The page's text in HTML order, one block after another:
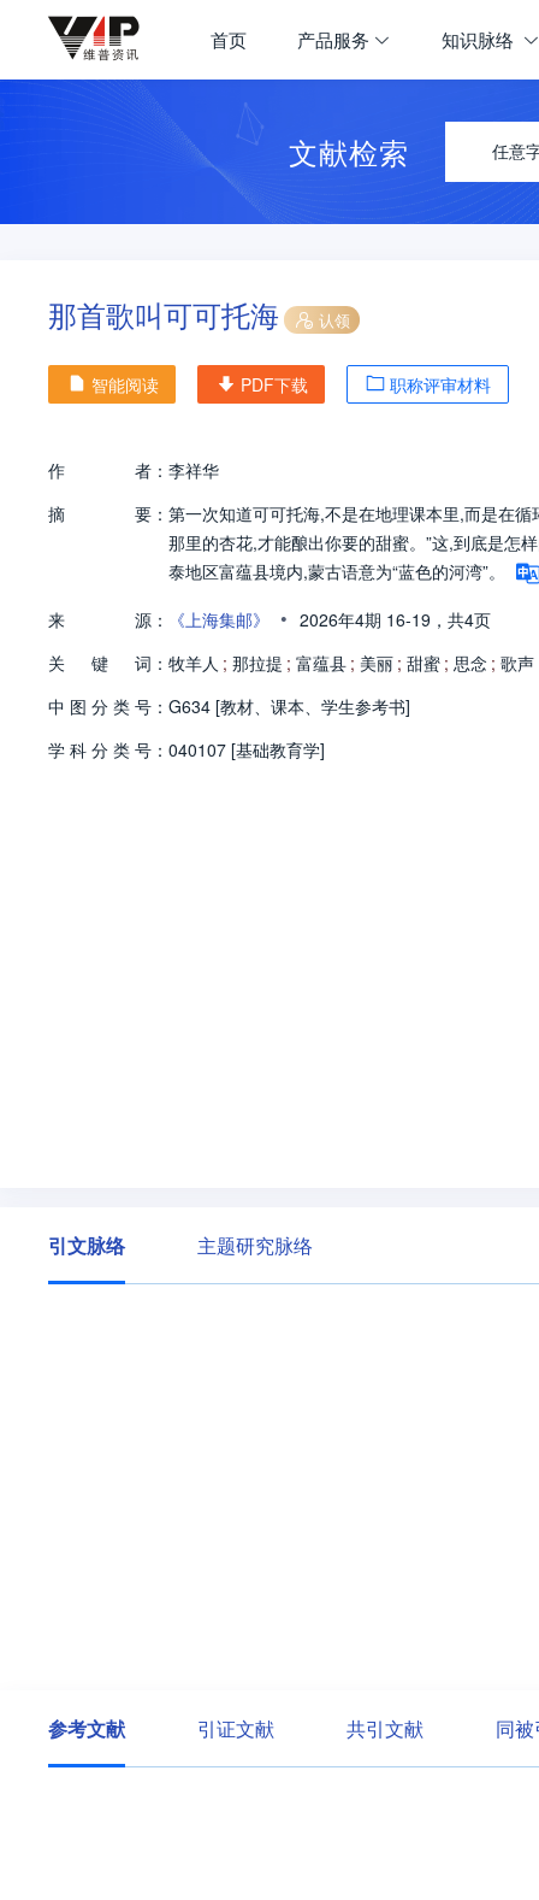
首页 产品服务 知识脉络
文献检索 任意
那首歌叫可可托海 认领
智能阅读 PDF下载 职称评审材料
作 者： 李祥华
摘
要： 第一次知道可可托海,不是在地理课本里,而是在
那里的杏花,才能酿出你要的甜蜜。”这,到底是怎
泰地区富蕴县境内,蒙古语意为“蓝色的河湾”。
来
源： 《上海集邮》 • 2026年4期 16-19， 共4页
关
键 词： 牧羊人 ; 那拉提 ; 富蕴县 ; 美丽 ; 甜蜜 ; 思念 ; 歌声
中 图 分 类 号： G634 [教材、课本、学生参考书]
学 科 分 类 号： 040107 [基础教育学]
引文脉络 主题研究脉络
参考文献 引证文献 共引文献 同